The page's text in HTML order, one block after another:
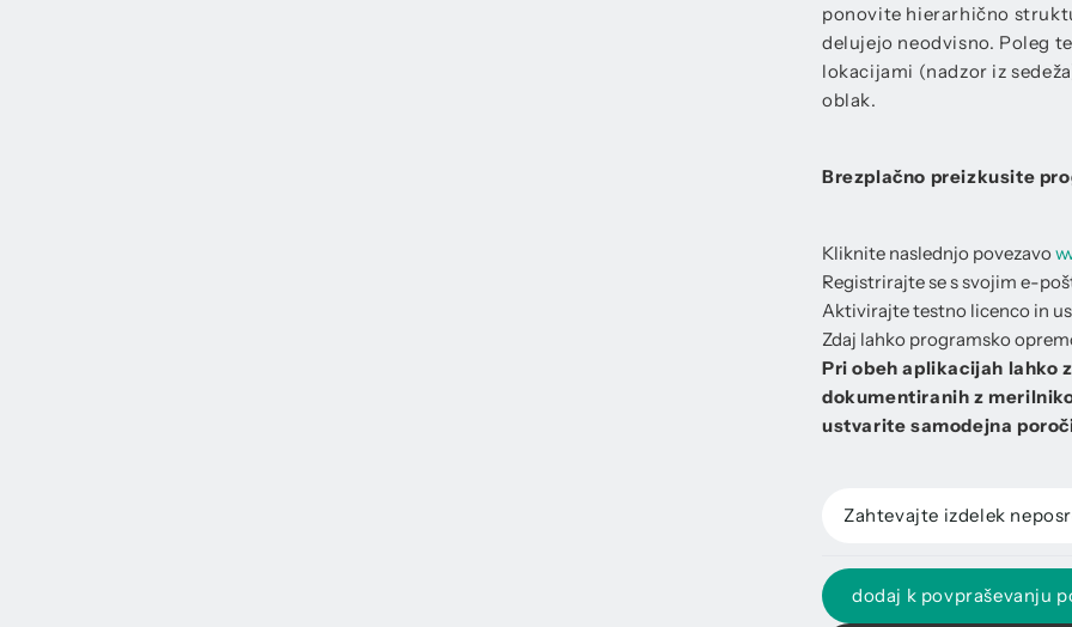
ponovite hierarhično
delujejo neodvisno. Poleg
lokacijami (nadzor iz
oblak.
Brezplačno preizkusite
Kliknite naslednjo povezavo
Registrirajte se s svojim e-
Aktivirajte testno licenco in
Zdaj lahko programsko
Pri obeh aplikacijah lahko
dokumentiranih z
ustvarite samodejna
Zahtevajte izdelek
dodaj k povpraševanju